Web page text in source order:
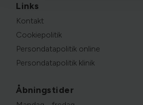
Links
Kontakt
Cookiepolitik
Persondatapolitik online
Persondatapolitik klinik
Åbningstider